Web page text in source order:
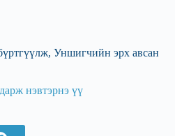
Уншигчийн эрх авсан
нэвтэрнэ үү